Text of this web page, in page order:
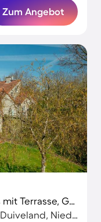
Zum Angebot
Voll ausgestattetes Ferienhaus mit Terrasse, Garten und Sauna | Strand in der Nähe | Hunde erlaubt
Brouwershaven, Schouwen-Duiveland, Niederlande